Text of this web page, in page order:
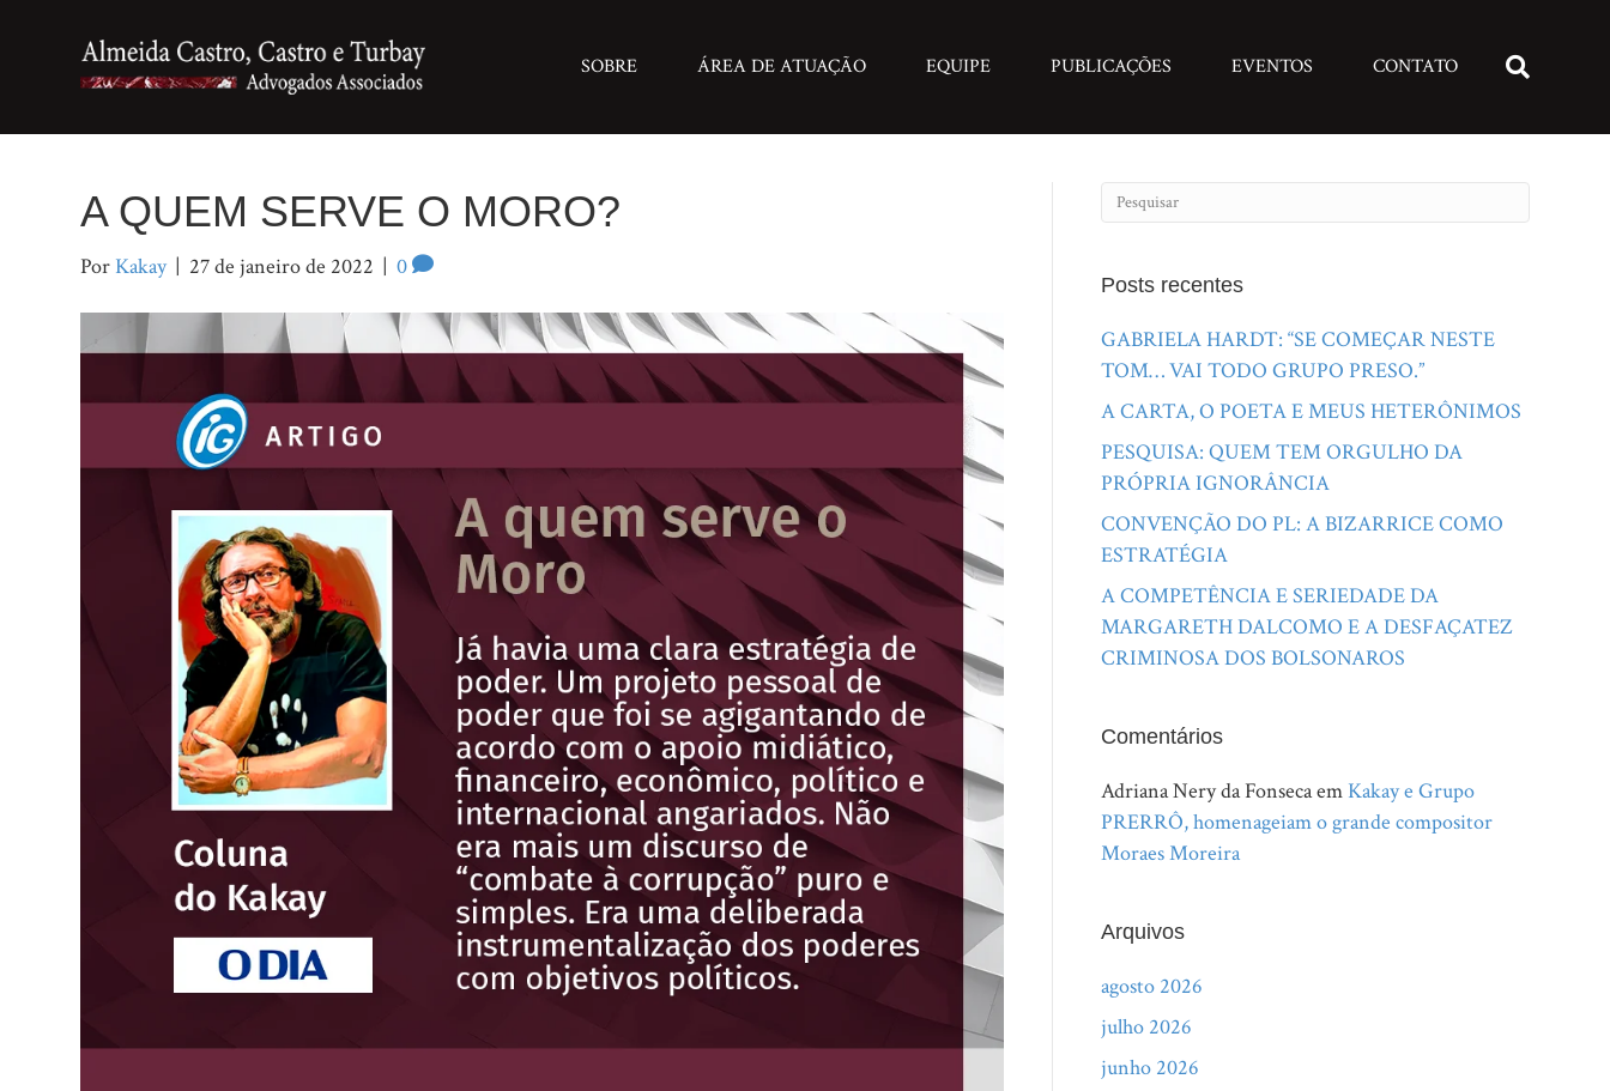
SOBRE ÁREA DE ATUAÇÃO EQUIPE PUBLICAÇÕES EVENTOS CONTATO
A QUEM SERVE O MORO?
PorKakay | 27 de janeiro de 2022 | 0
Posts recentes
GABRIELA HARDT: “SE COMEÇAR NESTE
TOM… VAI TODO GRUPO PRESO.”
A CARTA, O POETA E MEUS HETERÔNIMOS
PESQUISA: QUEM TEM ORGULHO DA
PRÓPRIA IGNORÂNCIA
CONVENÇÃO DO PL: A BIZARRICE COMO
ESTRATÉGIA
A COMPETÊNCIA E SERIEDADE DA
MARGARETH DALCOMO E A DESFAÇATEZ
CRIMINOSA DOS BOLSONAROS
Comentários
Adriana Nery da FonsecaemKakay e Grupo
PRERRÔ, homenageiam o grande compositor
Moraes Moreira
Arquivos
agosto 2026
julho 2026
junho 2026